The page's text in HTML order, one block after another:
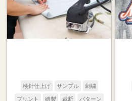
検針仕上げ サンプル 刺繍
プリント 縫製 裁断 パターン